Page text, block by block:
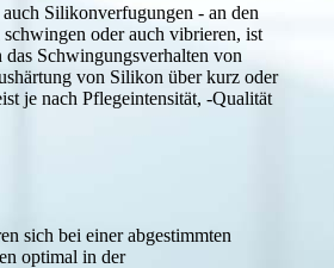
Silikonverfugungen - an den
oder auch vibrieren, ist
Schwingungsverhalten von
von Silikon über kurz oder
je nach Pflegeintensität, -Qualität
sich bei einer abgestimmten
optimal in der